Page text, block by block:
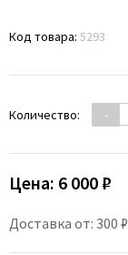
Код товара: 5293
Количество: -
Цена: 6 000 ₽
Доставка от: 300 ₽